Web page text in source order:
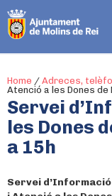
Home / Adreces,
Atenció a les Dones de
Servei
les Dones
a 15h
Servei d’Informació